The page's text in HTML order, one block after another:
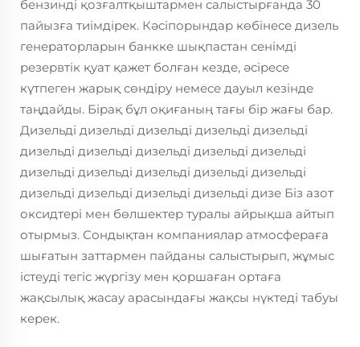
бензинді қозғалтқыштармен салыстырғанда 30
пайызға тиімдірек. Кәсіпорындар көбінесе дизель
генераторларын банкке шықпастан сенімді
резервтік қуат қажет болған кезде, әсіресе
күтпеген жарық сөндіру немесе дауыл кезінде
таңдайды. Бірақ бұл оқиғаның тағы бір жағы бар.
Дизельді дизельді дизельді дизельді дизельді
дизельді дизельді дизельді дизельді дизельді
дизельді дизельді дизельді дизельді дизельді
дизельді дизельді дизельді дизельді дизе Біз азот
оксидтері мен бөлшектер туралы айрықша айтып
отырмыз. Сондықтан компаниялар атмосфераға
шығатын заттармен пайданы салыстырып, жұмыс
істеуді тегіс жүргізу мен қоршаған ортаға
жақсылық жасау арасындағы жақсы нүктеді табуы
керек.